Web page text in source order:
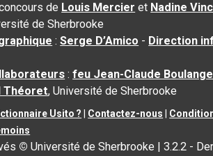
de Louis Mercier et Nadine
de Sherbrooke
:Serge D’Amico - Direction
:feu Jean-Claude
Théoret, Université de Sherbrooke
Usito ? Contactez-nous
© Université de Sherbrooke |3.2.2 -